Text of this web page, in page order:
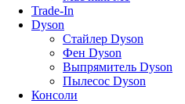
Trade-In
Dyson
Стайлер Dyson
Фен Dyson
Выпрямитель Dyson
Пылесос Dyson
Консоли